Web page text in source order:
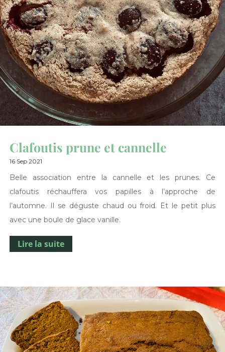
Clafoutis prune et cannelle
16 Sep 2021
Belle association entre la cannelle et les prunes. Ce
clafoutis réchauffera vos papilles à l’approche de
l’automne. Il se déguste chaud ou froid. Et le petit plus
avec une boule de glace vanille.
Lire la suite